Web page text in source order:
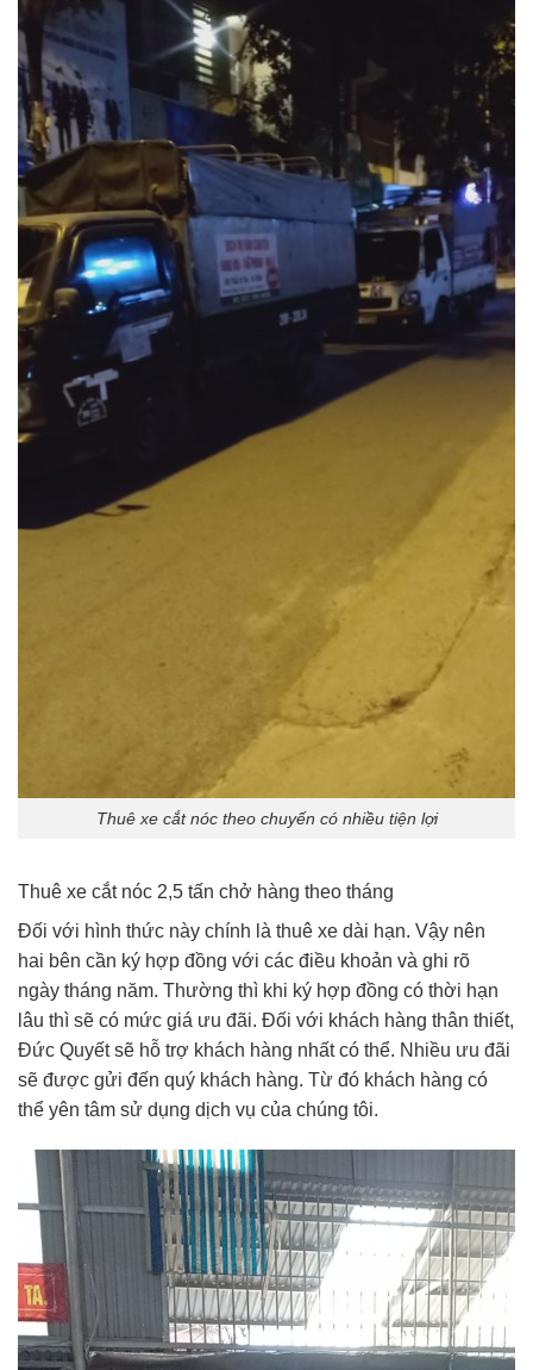
Thuê xe cắt nóc theo chuyến có nhiều tiện lợi
Thuê xe cắt nóc 2,5 tấn chở hàng theo tháng
Đối với hình thức này chính là thuê xe dài hạn. Vậy nên
hai bên cần ký hợp đồng với các điều khoản và ghi rõ
ngày tháng năm. Thường thì khi ký hợp đồng có thời hạn
lâu thì sẽ có mức giá ưu đãi. Đối với khách hàng thân thiết,
Đức Quyết sẽ hỗ trợ khách hàng nhất có thể. Nhiều ưu đãi
sẽ được gửi đến quý khách hàng. Từ đó khách hàng có
thể yên tâm sử dụng dịch vụ của chúng tôi.